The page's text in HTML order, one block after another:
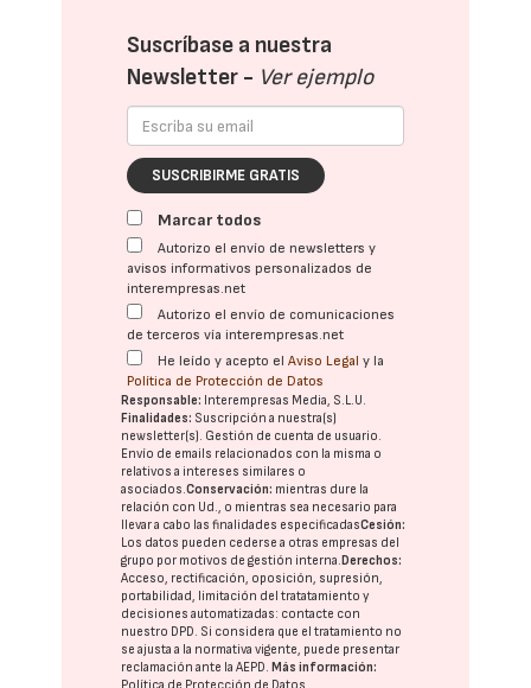
Suscríbase a nuestra
Newsletter - Ver ejemplo
SUSCRIBIRME GRATIS
Marcar todos
Autorizo el envío de newsletters y
avisos informativos personalizados de
interempresas.net
Autorizo el envío de comunicaciones
de terceros vía interempresas.net
He leído y acepto elAviso Legal y la
Política de Protección de Datos
Responsable: Interempresas Media, S.L.U.
Finalidades: Suscripción a nuestra(s)
newsletter(s). Gestión de cuenta de usuario.
Envío de emails relacionados con la misma o
relativos a intereses similares o
asociados.Conservación: mientras dure la
relación con Ud., o mientras sea necesario para
llevar a cabo las finalidades especificadasCesión:
Los datos pueden cederse a otras empresas del
grupo por motivos de gestión interna. Derechos:
Acceso, rectificación, oposición, supresión,
portabilidad, limitación del tratatamiento y
decisiones automatizadas: contacte con
nuestro DPD. Si considera que el tratamiento no
se ajusta a la normativa vigente, puede presentar
reclamación ante laAEPD. Más información: